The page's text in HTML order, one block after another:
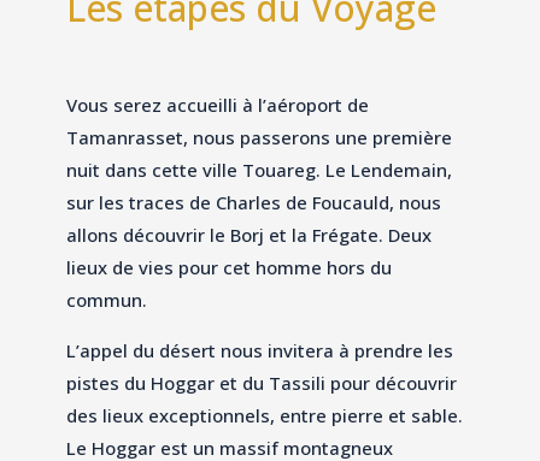
Vous serez accueilli à l’aéroport de
Tamanrasset, nous passerons une première
nuit dans cette ville Touareg. Le Lendemain,
sur les traces de Charles de Foucauld, nous
allons découvrir le Borj et la Frégate. Deux
lieux de vies pour cet homme hors du
commun.
L’appel du désert nous invitera à prendre les
pistes du Hoggar et du Tassili pour découvrir
des lieux exceptionnels, entre pierre et sable.
Le Hoggar est un massif montagneux